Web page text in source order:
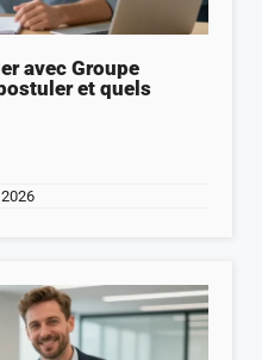
avec Groupe
et quels